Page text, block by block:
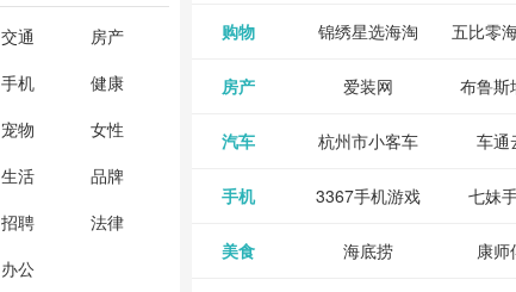
交通
房产
手机
健康
宠物
女性
生活
品牌
招聘
法律
办公
神器
全本完结txt小
说-书本网
小说
统 网
购物 锦绣星选海淘 五比零
房产 爱装网 布鲁斯
汽车 杭州市小客车
总量调控管理
信息系统
车通
手机 3367手机游戏 七妹
美食 海底捞 康师